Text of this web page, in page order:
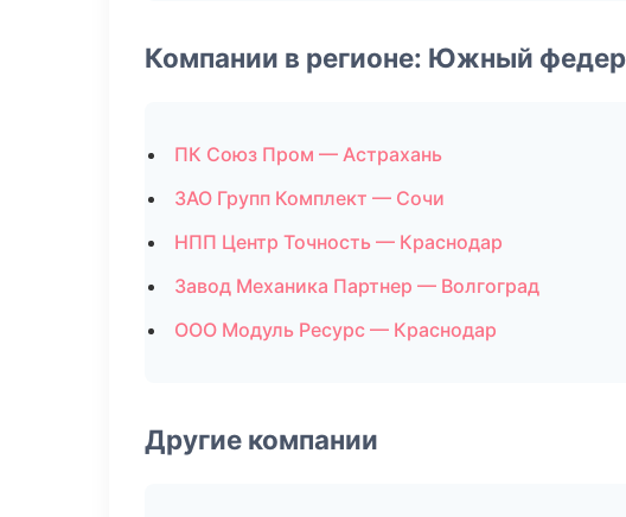
Компании в регионе: Южный
ПК Союз Пром — Астрахань
ЗАО Групп Комплект — Сочи
НПП Центр Точность — Краснодар
Завод Механика Партнер — Волгоград
ООО Модуль Ресурс — Краснодар
Другие компании